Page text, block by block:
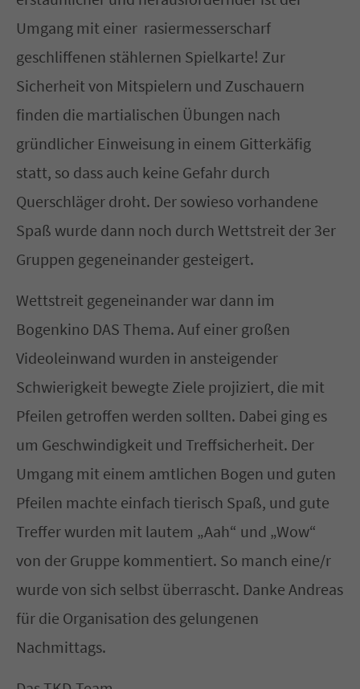
Umgang mit einer rasiermesserscharf
geschliffenen stählernen Spielkarte! Zur
Sicherheit von Mitspielern und Zuschauern
finden die martialischen Übungen nach
gründlicher Einweisung in einem Gitterkäfig
statt, so dass auch keine Gefahr durch
Querschläger droht. Der sowieso vorhandene
Spaß wurde dann noch durch Wettstreit der 3er
Gruppen gegeneinander gesteigert.
Wettstreit gegeneinander war dann im
Bogenkino DAS Thema. Auf einer großen
Videoleinwand wurden in ansteigender
Schwierigkeit bewegte Ziele projiziert, die mit
Pfeilen getroffen werden sollten. Dabei ging es
um Geschwindigkeit und Treffsicherheit. Der
Umgang mit einem amtlichen Bogen und guten
Pfeilen machte einfach tierisch Spaß, und gute
Treffer wurden mit lautem „Aah“ und „Wow“
von der Gruppe kommentiert. So manch eine/r
wurde von sich selbst überrascht. Danke Andreas
für die Organisation des gelungenen
Nachmittags.